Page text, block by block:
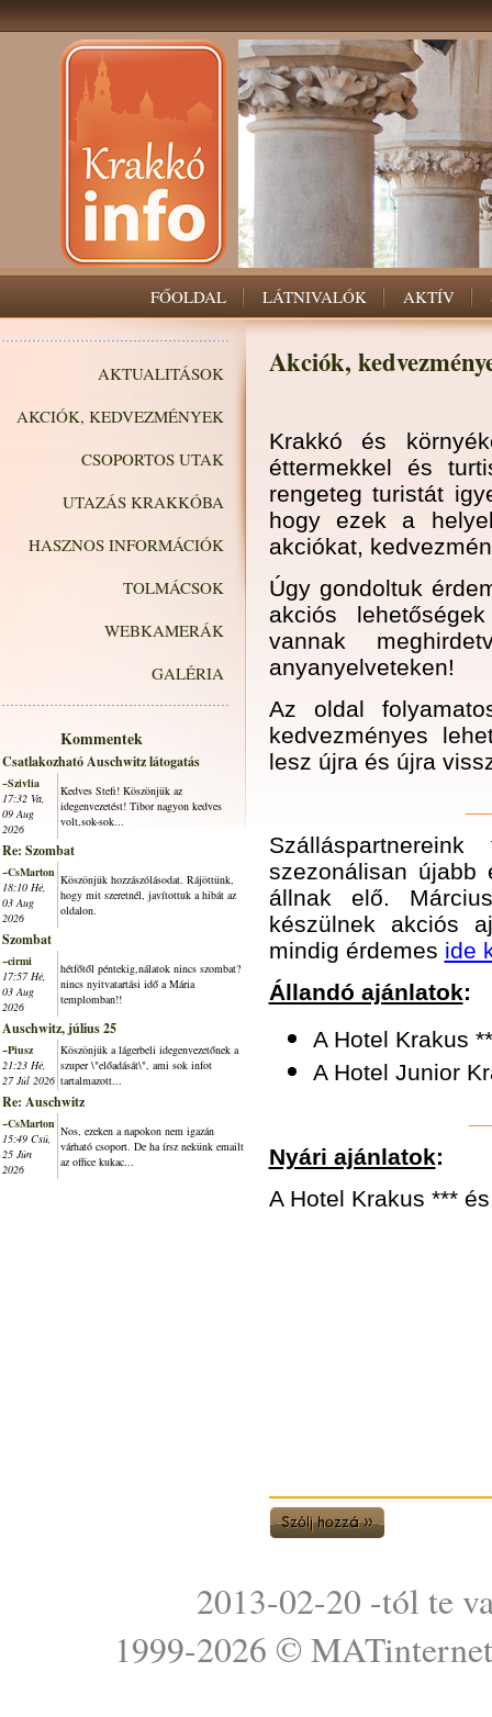
FŐOLDAL LÁTNIVALÓK AKTÍV
AKTUALITÁSOK
AKCIÓK, KEDVEZMÉNYEK
CSOPORTOS UTAK
UTAZÁS KRAKKÓBA
HASZNOS INFORMÁCIÓK
TOLMÁCSOK
WEBKAMERÁK
GALÉRIA
Kommentek
Csatlakozható Auschwitz látogatás
~Szivlia
17:32 Va,
09 Aug
2026
Kedves Stefi! Köszönjük az
idegenvezetést! Tibor nagyon kedves
volt,sok-sok...
Re: Szombat
~CsMarton
18:10 Hé,
03 Aug
2026
Köszönjük hozzászólásodat. Rájöttünk,
hogy mit szeretnél, javítottuk a hibát az
oldalon.
Szombat
~cirmi
17:57 Hé,
03 Aug
2026
hétfőtől péntekig,nálatok nincs szombat?
nincs nyitvatartási idő a Mária
templomban!!
Auschwitz, július 25
~Piusz
21:23 Hé,
27 Júl 2026
Köszönjük a lágerbeli idegenvezetőnek a
szuper \"előadását\", ami sok infot
tartalmazott...
Re: Auschwitz
~CsMarton
15:49 Csü,
25 Jún
2026
Nos, ezeken a napokon nem igazán
várható csoport. De ha írsz nekünk emailt
az office kukac...
Akciók,
Krakkó és
éttermekkel és
rengeteg turistát
hogy ezek a
akciókat,
Úgy gondoltuk
akciós
vannak
anyanyelveteken!
Az oldal
kedvezményes
lesz újra és újra
szezonálisan újabb
állnak elő.
készülnek akciós
mindig érdemes ide
Állandó ajánlatok:
A Hotel Krakus
A Hotel Junior
Nyári ajánlatok:
A Hotel Krakus ***
2013-02-20 -tól te
1999-2026 © MATinternet